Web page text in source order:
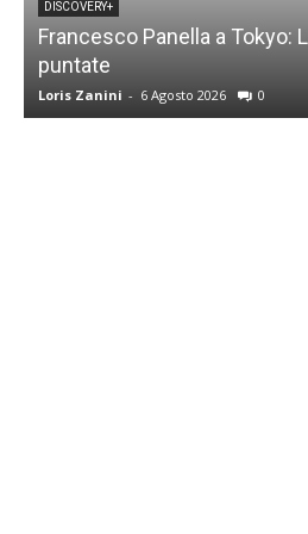
DISCOVERY+
Francesco Panella a Tokyo:
puntate
Loris Zanini - 6 Agosto 2026 0